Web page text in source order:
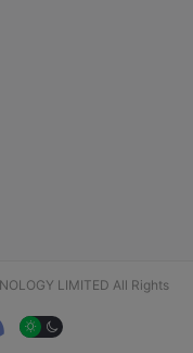
LIMITED All Rights